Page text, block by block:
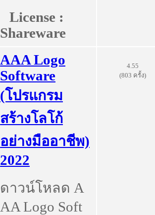
License :
Shareware
AAA Logo
Software
(โปรแกรม
สร้างโลโก้
อย่างมืออาชีพ)
2022
ดาวน์โหลด A
AA Logo Soft
4.55
(803 ครั้ง)